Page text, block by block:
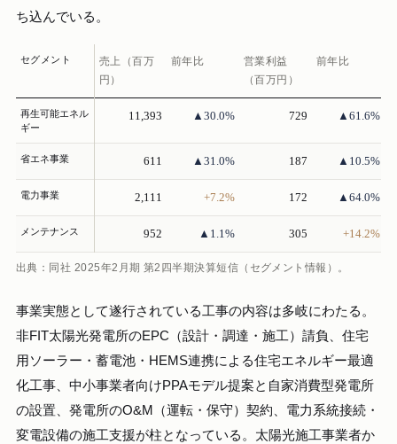
ち込んでいる。
セグメント
売上（百万
円）
前年比
営業利益
（百万円）
前年比
再生可能エネル
ギー
11,393 ▲30.0% 729 ▲61.6%
省エネ事業 611 ▲31.0% 187 ▲10.5%
電力事業 2,111 +7.2% 172 ▲64.0%
メンテナンス 952 ▲1.1% 305 +14.2%
出典：同社 2025年2月期 第2四半期決算短信（セグメント情報）。
事業実態として遂行されている工事の内容は多岐にわたる。
非FIT太陽光発電所のEPC（設計・調達・施工）請負、住宅
用ソーラー・蓄電池・HEMS連携による住宅エネルギー最適
化工事、中小事業者向けPPAモデル提案と自家消費型発電所
の設置、発電所のO&M（運転・保守）契約、電力系統接続・
変電設備の施工支援が柱となっている。太陽光施工事業者か